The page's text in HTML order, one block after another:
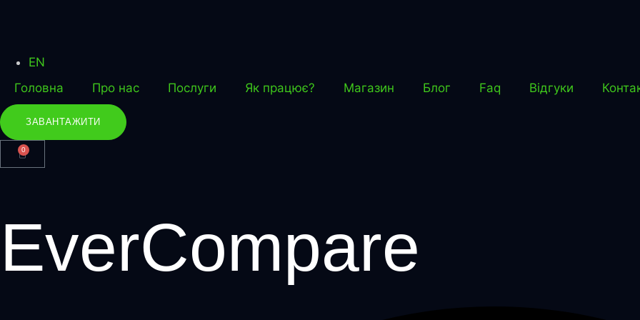
EN
Головна
Про нас Послуги Як працює? Магазин Блог Faq Відгуки
ЗАВАНТАЖИТИ
0
EverCompare